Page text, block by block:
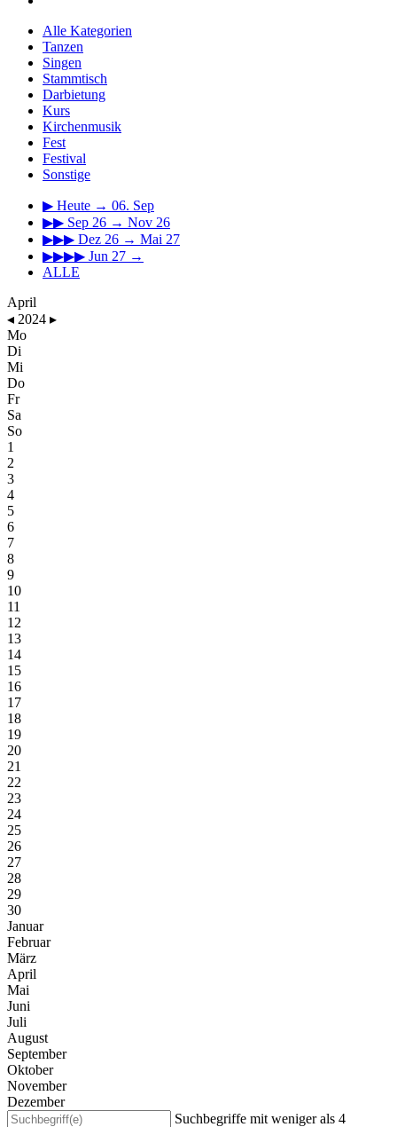
Alle Kategorien
Tanzen
Singen
Stammtisch
Darbietung
Kurs
Kirchenmusik
Fest
Festival
Sonstige
▶ Heute → 06. Sep
▶▶ Sep 26 → Nov 26
▶▶▶ Dez 26 → Mai 27
▶▶▶▶ Jun 27 →
ALLE
April
◂ 2024 ▸
Mo
Di
Mi
Do
Fr
Sa
So
1
2
3
4
5
6
7
8
9
10
11
12
13
14
15
16
17
18
19
20
21
22
23
24
25
26
27
28
29
30
Januar
Februar
März
April
Mai
Juni
Juli
August
September
Oktober
November
Dezember
Suchbegriffe mit weniger als 4